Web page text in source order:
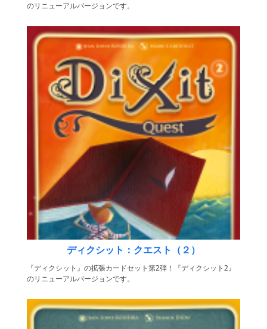
のリニューアルバージョンです。
ディクシット：クエスト（２）
『ディクシット』の拡張カードセット第2弾！『ディクシット2』
のリニューアルバージョンです。